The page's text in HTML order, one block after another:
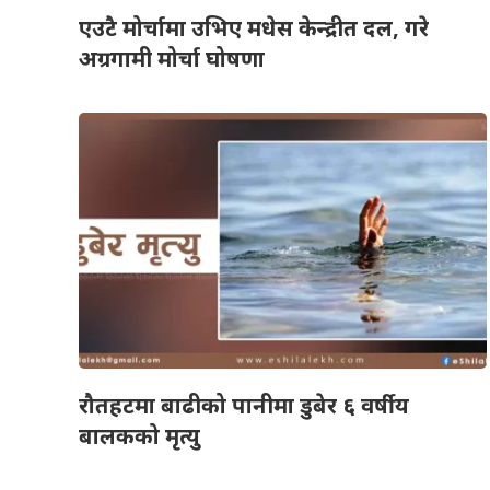
एउटै मोर्चामा उभिए मधेस केन्द्रीत दल, गरे
अग्रगामी मोर्चा घोषणा
रौतहटमा बाढीको पानीमा डुबेर ६ वर्षीय
बालकको मृत्यु